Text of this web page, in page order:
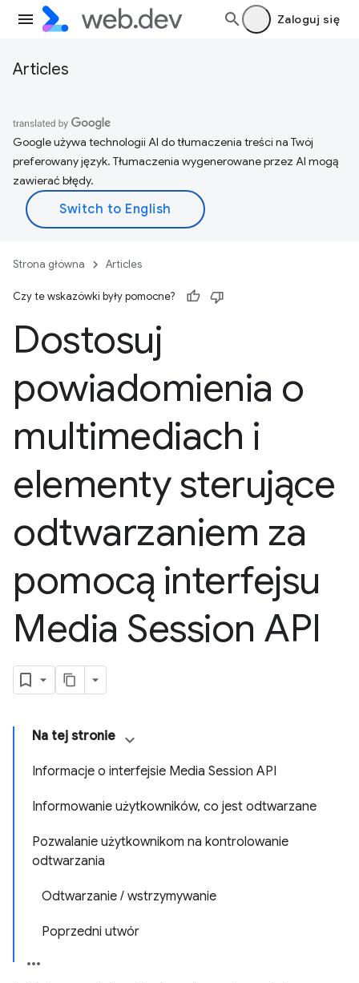
Zaloguj się
Articles
Google używa technologii AI do tłumaczenia treści na Twój
preferowany język. Tłumaczenia wygenerowane przez AI mogą
zawierać błędy.
Strona główna Articles
Czy te wskazówki były pomocne?
Dostosuj
powiadomienia o
multimediach i
elementy sterujące
odtwarzaniem za
pomocą interfejsu
Media Session API
Na tej stronie
Informacje o interfejsie Media Session API
Informowanie użytkowników, co jest odtwarzane
Pozwalanie użytkownikom na kontrolowanie
odtwarzania
Odtwarzanie / wstrzymywanie
Poprzedni utwór